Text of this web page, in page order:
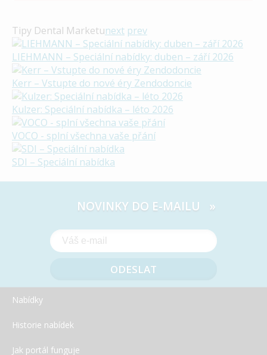
Tipy Dental Marketunext prev
LIEHMANN – Speciální nabídky: duben – září 2026
Kerr – Vstupte do nové éry Zendodoncie
Kulzer: Speciální nabídka – léto 2026
VOCO - splní všechna vaše přání
SDI – Speciální nabídka
NOVINKY DO E-MAILU »
Nabídky
Historie nabídek
Jak portál funguje